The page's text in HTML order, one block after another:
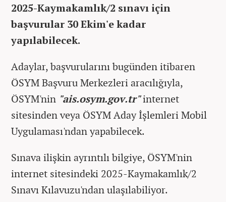
2025-Kaymakamlık/2 sınavı için
başvurular 30 Ekim'e kadar
yapılabilecek.
Adaylar, başvurularını bugünden itibaren
ÖSYM Başvuru Merkezleri aracılığıyla,
ÖSYM'nin "ais.osym.gov.tr"internet
sitesinden veya ÖSYM Aday İşlemleri Mobil
Uygulaması'ndan yapabilecek.
Sınava ilişkin ayrıntılı bilgiye, ÖSYM'nin
internet sitesindeki 2025-Kaymakamlık/2
Sınavı Kılavuzu'ndan ulaşılabiliyor.